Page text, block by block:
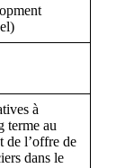
à
terme au
de l’offre de
dans le